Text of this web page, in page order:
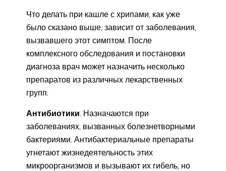
Что делать при кашле с хрипами, как уже
было сказано выше, зависит от заболевания,
вызвавшего этот симптом. После
комплексного обследования и постановки
диагноза врач может назначить несколько
препаратов из различных лекарственных
групп.
Антибиотики . Назначаются при
заболеваниях, вызванных болезнетворными
бактериями. Антибактериальные препараты
угнетают жизнедеятельность этих
микроорганизмов и вызывают их гибель, но